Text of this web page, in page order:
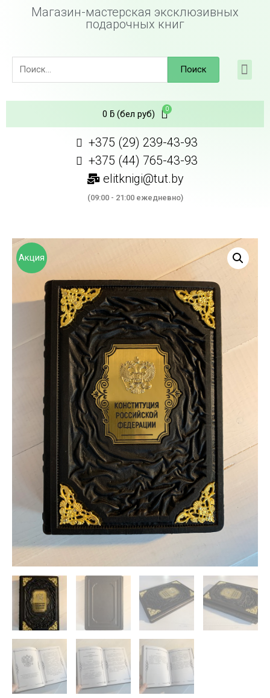
Магазин-мастерская эксклюзивных
подарочных книг
Поиск
0 ƃ(бел руб)
+375 (29) 239-43-93
+375 (44) 765-43-93
elitknigi@tut.by
(09:00 - 21:00 ежедневно)
Акция